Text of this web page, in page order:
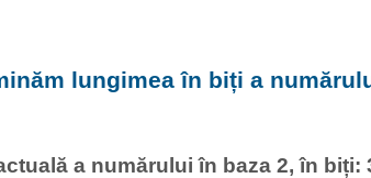
lungimea în biți a
a numărului în baza 2, în biți: